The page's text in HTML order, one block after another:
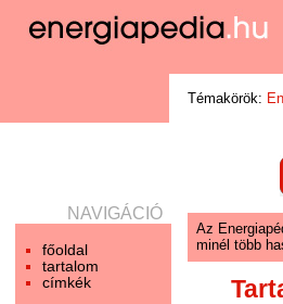
NAVIGÁCIÓ
főoldal
tartalom
címkék
Témakörök:
Az
minél több